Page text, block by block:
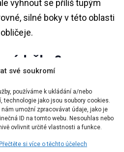
své soukromí
používáme k ukládání a/nebo
technologie jako jsou soubory cookies.
umožní zpracovávat údaje, jako je
ID na tomto webu. Nesouhlas nebo
ovlivnit určité vlastnosti a funkce.
si více o těchto účelech
vyhnout se příliš tupým
silné boky v této oblasti
údržbu?
texturovací produkty
soli pro zvýraznění
Lehké stylingové přípravky
a lesk vlasů. Pravidelné